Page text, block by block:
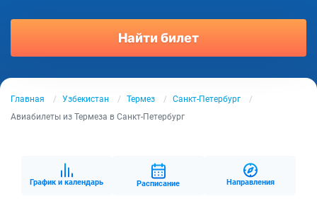
Найти билет
Главная Узбекистан Термез
Санкт-Петербург
Авиабилеты из Термеза в Санкт-Петербург
График и календарь Расписание Направления